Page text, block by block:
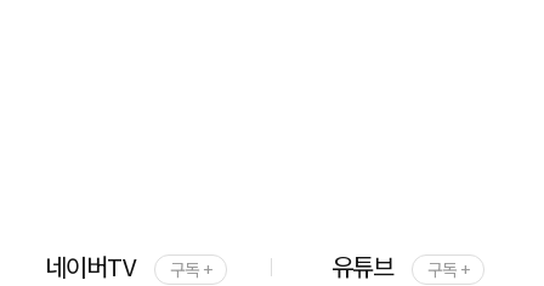
네이버TV 구독 + 유튜브 구독 +